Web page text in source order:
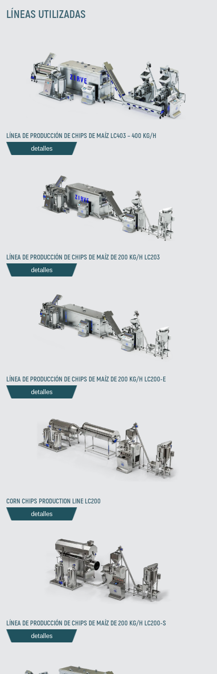
LÍNEAS UTILIZADAS
LÍNEA DE PRODUCCIÓN DE CHIPS DE MAÍZ LC403 – 400 KG/H
detalles
LÍNEA DE PRODUCCIÓN DE CHIPS DE MAÍZ DE 200 KG/H LC203
detalles
LÍNEA DE PRODUCCIÓN DE CHIPS DE MAÍZ DE 200 KG/H LC200-E
detalles
CORN CHIPS PRODUCTION LINE LC200
detalles
LÍNEA DE PRODUCCIÓN DE CHIPS DE MAÍZ DE 200 KG/H LC200-S
detalles
Zirve Extrussion